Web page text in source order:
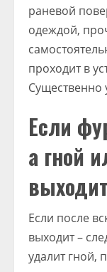
раневой
одеждой,
проходит в
Существенно
Если
а гной
выходит
Если после
выходит –
удалит гной,